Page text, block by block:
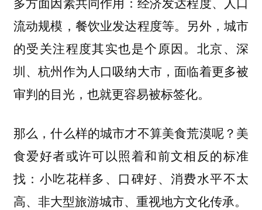
流动规模，餐饮业发达程度等。另外，城市
的受关注程度其实也是个原因。北京、深
圳、杭州作为人口吸纳大市，面临着更多被
审判的目光，也就更容易被标签化。
那么，什么样的城市才不算美食荒漠呢？美
食爱好者或许可以照着和前文相反的标准
找 ：小吃花样多、口碑好、消费水平不太
高、非大型旅游城市、重视地方文化传承。